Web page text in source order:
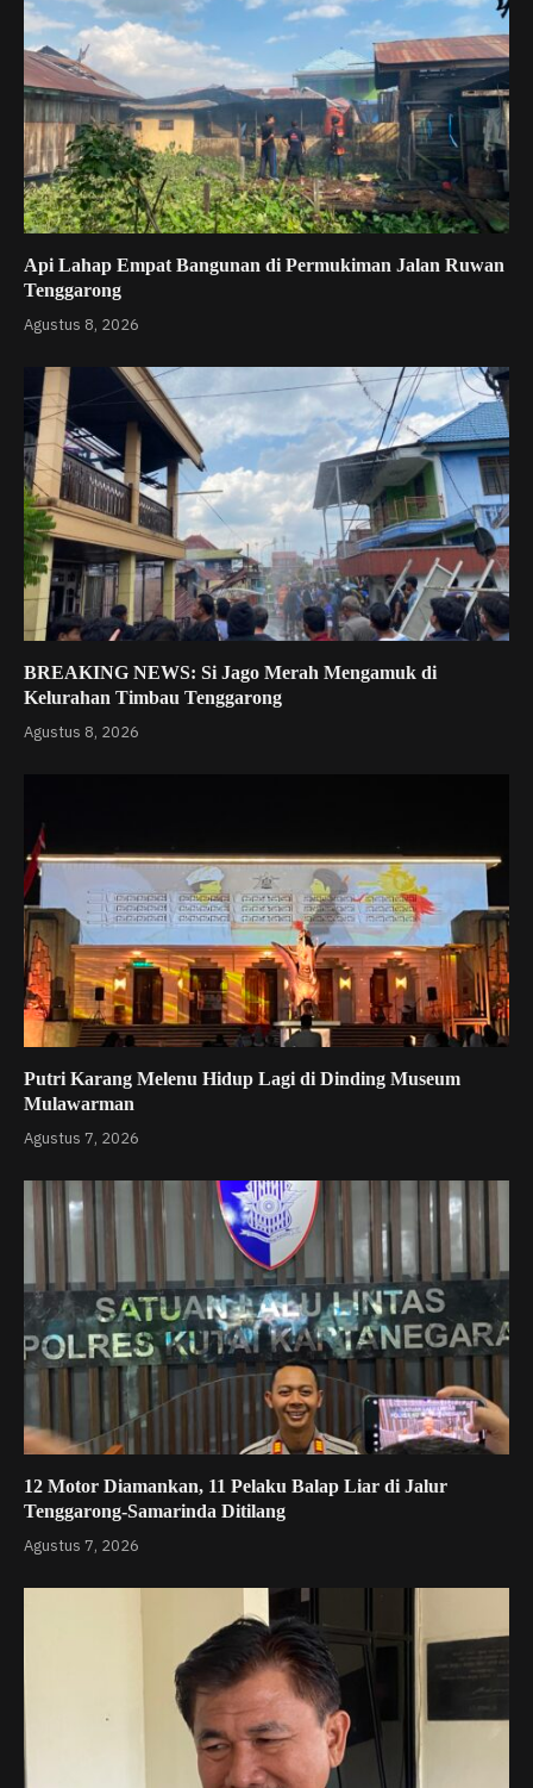
Api Lahap Empat Bangunan di Permukiman Jalan Ruwan
Tenggarong
Agustus 8, 2026
BREAKING NEWS: Si Jago Merah Mengamuk di
Kelurahan Timbau Tenggarong
Agustus 8, 2026
Putri Karang Melenu Hidup Lagi di Dinding Museum
Mulawarman
Agustus 7, 2026
12 Motor Diamankan, 11 Pelaku Balap Liar di Jalur
Tenggarong-Samarinda Ditilang
Agustus 7, 2026